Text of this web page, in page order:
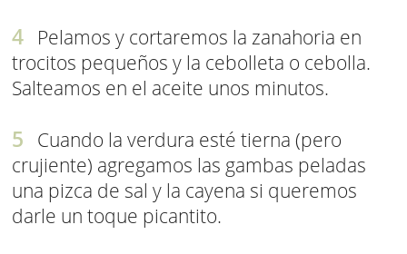
Pelamos y cortaremos la zanahoria en
trocitos pequeños y la cebolleta o cebolla.
Salteamos en el aceite unos minutos.
Cuando la verdura esté tierna (pero
crujiente) agregamos las gambas peladas
una pizca de sal y la cayena si queremos
darle un toque picantito.